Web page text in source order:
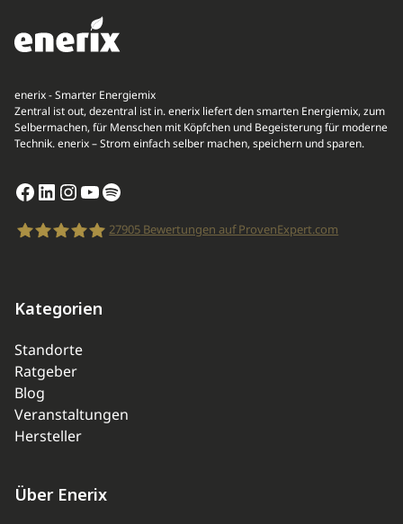
enerix - Smarter Energiemix
Zentral ist out, dezentral ist in. enerix liefert den smarten Energiemix, zum
Selbermachen, für Menschen mit Köpfchen und Begeisterung für moderne
Technik. enerix – Strom einfach selber machen, speichern und sparen.
Facebook
LinkedIn
Instagram
YouTube
Spotify
27905Bewertungen auf ProvenExpert.com
Kategorien
Standorte
Ratgeber
Blog
Veranstaltungen
Hersteller
Über Enerix